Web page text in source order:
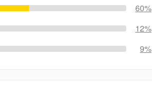
60%
12%
9%